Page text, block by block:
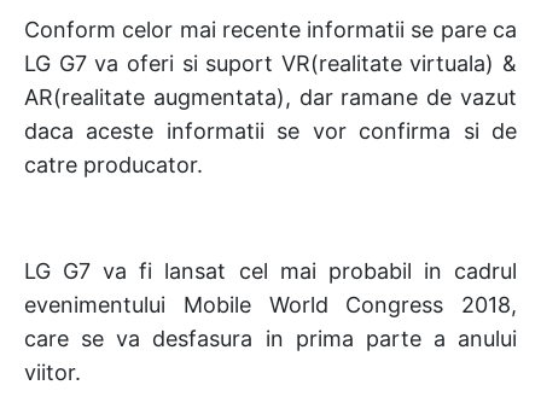
Conform celor mai recente informatii se pare ca
LG G7 va oferi si suport VR(realitate virtuala) &
AR(realitate augmentata), dar ramane de vazut
daca aceste informatii se vor confirma si de
catre producator.
LG G7 va fi lansat cel mai probabil in cadrul
evenimentului Mobile World Congress 2018,
care se va desfasura in prima parte a anului
viitor.